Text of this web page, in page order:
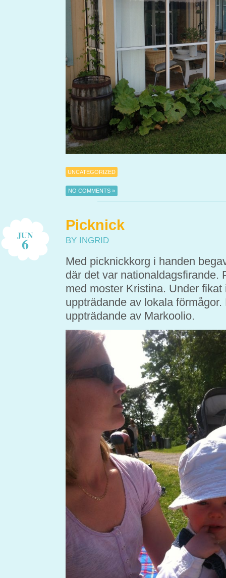
UNCATEGORIZED
NO COMMENTS »
JUN
6
Picknick
BY INGRID
Med picknickkorg i handen
där det var nationaldagsfirande.
med moster Kristina. Under
uppträdande av lokala
uppträdande av Markoolio.